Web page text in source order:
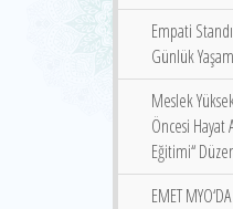
Empati
Günlük
Meslek
Öncesi Hayat
Eğitimi‘‘
EMET